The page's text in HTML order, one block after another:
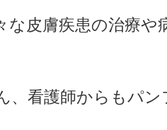
な皮膚疾患の治療や
、看護師からもパ